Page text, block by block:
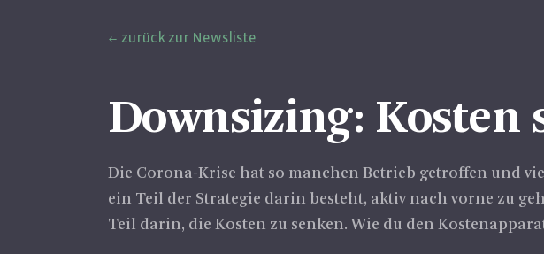
zurück zur Newsliste
Downsizing: Kosten
Die Corona-Krise hat so manchen Betrieb getroffen und
ein Teil der Strategie darin besteht, aktiv nach vorne zu
Teil darin, die Kosten zu senken. Wie du den